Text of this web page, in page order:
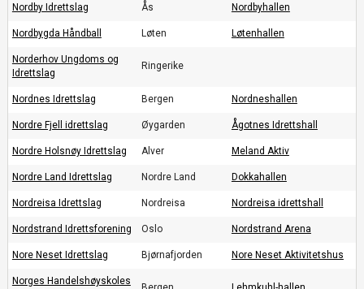
Nordby Idrettslag Ås Nordbyhallen
Nordbygda Håndball Løten Løtenhallen
Norderhov Ungdoms og
Idrettslag
Ringerike
Nordnes Idrettslag Bergen Nordneshallen
Nordre Fjell idrettslag Øygarden Ågotnes Idrettshall
Nordre Holsnøy Idrettslag Alver Meland Aktiv
Nordre Land Idrettslag Nordre Land Dokkahallen
Nordreisa Idrettslag Nordreisa Nordreisa idrettshall
Nordstrand Idrettsforening Oslo Nordstrand Arena
Nore Neset Idrettslag Bjørnafjorden Nore Neset Aktivitetshus
Norges Handelshøyskoles